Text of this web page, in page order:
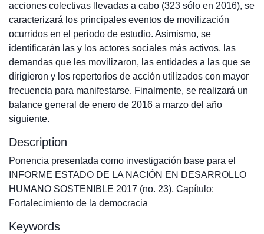
acciones colectivas llevadas a cabo (323 sólo en 2016), se
caracterizará los principales eventos de movilización
ocurridos en el periodo de estudio. Asimismo, se
identificarán las y los actores sociales más activos, las
demandas que les movilizaron, las entidades a las que se
dirigieron y los repertorios de acción utilizados con mayor
frecuencia para manifestarse. Finalmente, se realizará un
balance general de enero de 2016 a marzo del año
siguiente.
Description
Ponencia presentada como investigación base para el
INFORME ESTADO DE LA NACIÓN EN DESARROLLO
HUMANO SOSTENIBLE 2017 (no. 23), Capítulo:
Fortalecimiento de la democracia
Keywords